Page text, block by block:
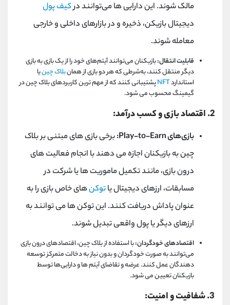
مالک شوند. این دارایی ‌ها می‌توانند درکیف پول
دیجیتال بازیکن، ذخیره و در بازارهای داخلی و خارجی
معامله شوند.
قابلیت انتقال:بازیکنان می‌توانند آیتم‌های خود را از یک بازی به بازی
دیگر منتقل کنند، به‌شرطی که هر دو بازی از همانبلاک چینیا
استانداردNFTپشتیبانی کنند که از مهم ترین کاربردهای بلاک چین در
گیمینگ محسوب می شود.
2. اقتصاد بازی و کسب درآمد:
بازی‌های:Play-to-Earnبرخی بازی ‌های مبتنی بر بلاک
چین به بازیکنان اجازه می ‌دهند با انجام فعالیت‌ های
درون بازی، مانند تکمیل ماموریت ‌ها یا شرکت در
مسابقات، ارزهای دیجیتال یاتوکن‌های خاص بازی را به
‌عنوان پاداش دریافت کنند. این توکن ‌ها می ‌توانند به
ارزهای دیگر یا پول واقعی تبدیل شوند.
اقتصادهای خودگردان:با استفاده از بلاک چین، اقتصادهای درون بازی
می‌توانند به ‌صورت خودگردان و بدون نیاز به دخالت متمرکز توسعه
‌دهندگان عمل کنند. عرضه و تقاضای آیتم ‌ها و دارایی‌ها توسط
بازیکنان تعیین می ‌شود.
3. شفافیت و امنیت: